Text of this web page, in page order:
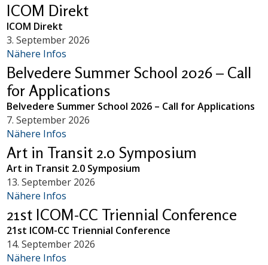
ICOM Direkt
ICOM Direkt
3. September 2026
Nähere Infos
Belvedere Summer School 2026 – Call
for Applications
Belvedere Summer School 2026 – Call for Applications
7. September 2026
Nähere Infos
Art in Transit 2.0 Symposium
Art in Transit 2.0 Symposium
13. September 2026
Nähere Infos
21st ICOM-CC Triennial Conference
21st ICOM-CC Triennial Conference
14. September 2026
Nähere Infos